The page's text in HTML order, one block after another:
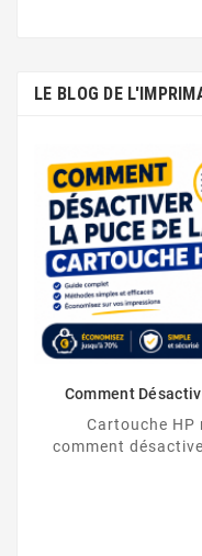
LE BLOG DE
Comment
Cartouche HP
comment